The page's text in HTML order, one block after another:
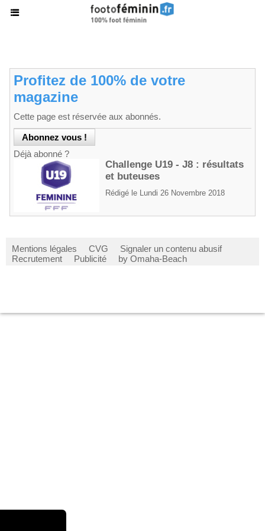
Profitez de 100% de votre
magazine
Cette page est réservée aux abonnés.
Déjà abonné ?
Challenge U19 - J8 : résultats
et buteuses
Rédigé le Lundi 26 Novembre 2018
Mentions légales CVG
Signaler un contenu abusif
Recrutement
Publicité by Omaha-Beach